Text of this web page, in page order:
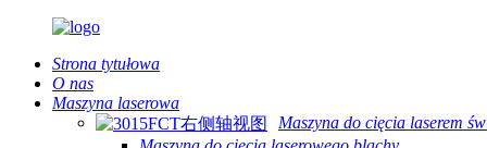
Strona tytułowa
O nas
Maszyna laserowa
Maszyna do cięcia laserem